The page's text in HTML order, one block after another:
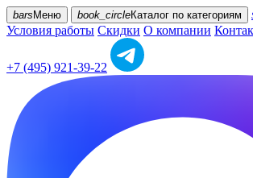
bars Меню book_circleКаталог по категориям
Условия работы Скидки О компании
+7 (495) 921-39-22